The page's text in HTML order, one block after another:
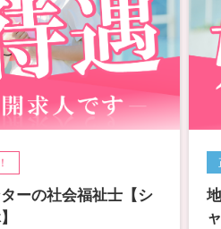
ーの社会福祉士【シ